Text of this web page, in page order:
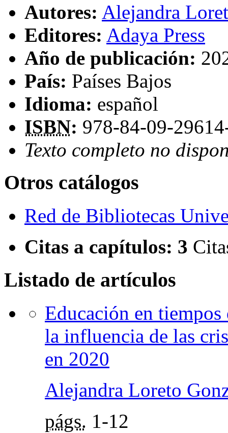
Autores: Alejandra
Editores: Adaya Press
Año de publicación:
País: Países Bajos
Idioma: español
ISBN: 978-84-09-
Texto completo no
Otros catálogos
Red de Bibliotecas
Citas a capítulos: 3
Listado de artículos
Educación en
la influencia de las
en 2020
Alejandra Loreto
págs. 1-12